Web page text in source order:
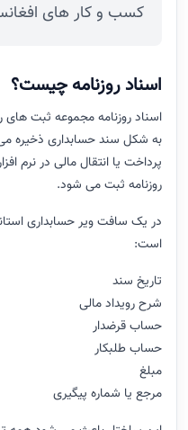
کسب و کار های
اسناد روزنامه چیست؟
اسناد روزنامه مجموعه ثبت
به شکل سند حسابداری ذخیره
پرداخت یا انتقال مالی در نرم
روزنامه ثبت می شود.
در یک سافت ویر حسابداری
است:
تاریخ سند
شرح رویداد مالی
حساب قرضدار
حساب طلبکار
مبلغ
مرجع یا شماره پیگیری